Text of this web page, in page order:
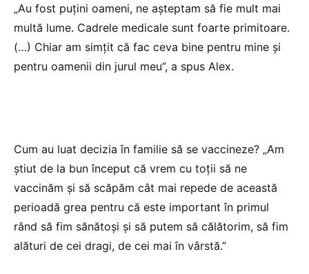
„Au fost puțini oameni, ne așteptam să fie mult mai
multă lume. Cadrele medicale sunt foarte primitoare.
(…) Chiar am simțit că fac ceva bine pentru mine și
pentru oamenii din jurul meu”, a spus Alex.
Cum au luat decizia în familie să se vaccineze? „Am
știut de la bun început că vrem cu toții să ne
vaccinăm și să scăpăm cât mai repede de această
perioadă grea pentru că este important în primul
rând să fim sănătoși și să putem să călătorim, să fim
alături de cei dragi, de cei mai în vârstă.”